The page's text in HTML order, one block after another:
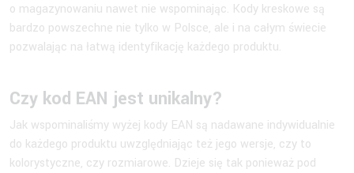
o magazynowaniu nawet nie wspominając. Kody kreskowe są
bardzo powszechne nie tylko w Polsce, ale i na całym świecie
pozwalając na łatwą identyfikację każdego produktu.
Czy kod EAN jest unikalny?
Jak wspominaliśmy wyżej kody EAN są nadawane indywidualnie
do każdego produktu uwzględniając też jego wersje, czy to
kolorystyczne, czy rozmiarowe. Dzieje się tak ponieważ pod